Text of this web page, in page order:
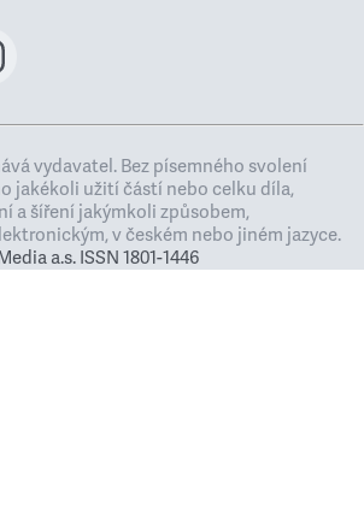
vydavatel. Bez písemného svolení
jakékoli užití částí nebo celku díla,
a šíření jakýmkoli způsobem,
v českém nebo jiném jazyce.
a.s. ISSN 1801-1446